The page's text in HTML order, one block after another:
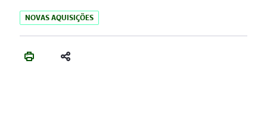
NOVAS AQUISIÇÕES